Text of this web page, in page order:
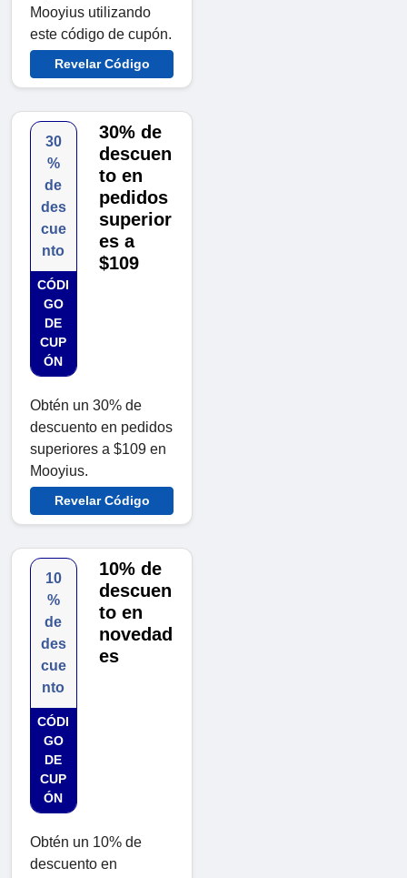
Mooyius utilizando
este código de cupón.
Revelar Código
30
%
de
des
cue
nto
CÓDI
GO
DE
CUP
ÓN
30% de
descuen
to en
pedidos
superior
es a
$109
Obtén un 30% de
descuento en pedidos
superiores a $109 en
Mooyius.
Revelar Código
10
%
de
des
cue
nto
CÓDI
GO
DE
CUP
ÓN
10% de
descuen
to en
novedad
es
Obtén un 10% de
descuento en